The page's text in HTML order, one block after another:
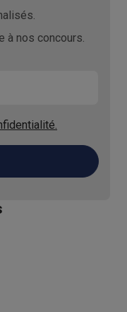
à nos concours.